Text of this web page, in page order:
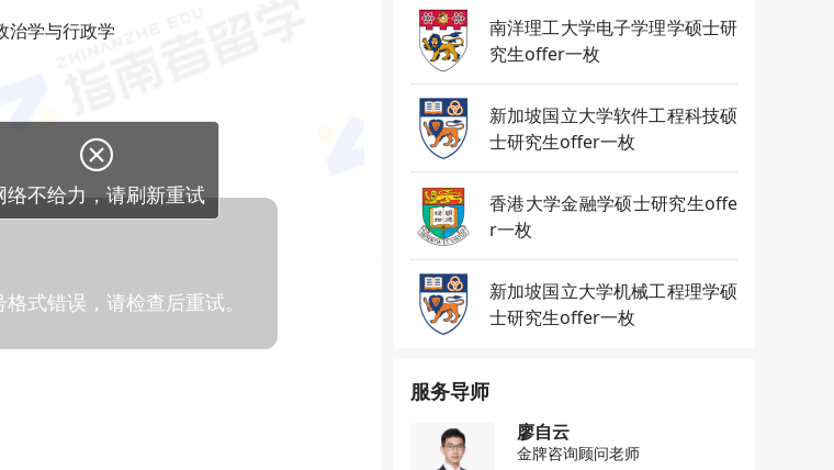
治学与行政学
南洋理工大学电子学理学硕士研
究生offer一枚
新加坡国立大学软件工程科技硕
士研究生offer一枚
香港大学金融学硕士研究生offe
r一枚
新加坡国立大学机械工程理学硕
士研究生offer一枚
服务导师
廖自云
金牌咨询顾问老师
式错误，请检查后重试。

络不给力，请刷新重试